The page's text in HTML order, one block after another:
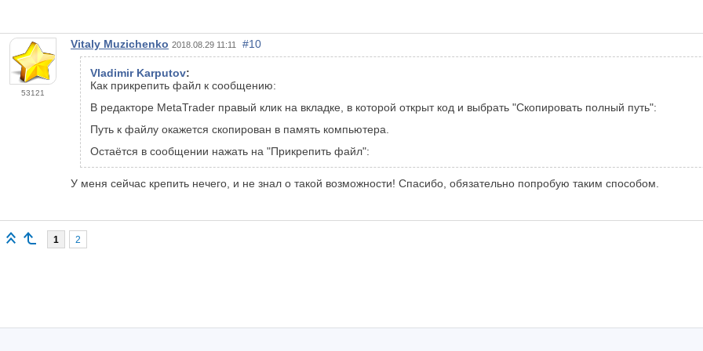
53121
Vitaly Muzichenko 2018.08.29 11:11 #10
Vladimir Karputov:
Как прикрепить файл к сообщению:
В редакторе MetaTrader правый клик на вкладке, в которой открыт код и выбрать "Скопировать полный путь":
Путь к файлу окажется скопирован в память компьютера.
Остаётся в сообщении нажать на "Прикрепить файл":
У меня сейчас крепить нечего, и не знал о такой возможности! Спасибо, обязательно попробую таким способом.
1 2